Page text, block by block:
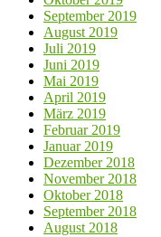
September 2019
August 2019
Juli 2019
Juni 2019
Mai 2019
April 2019
März 2019
Februar 2019
Januar 2019
Dezember 2018
November 2018
Oktober 2018
September 2018
August 2018